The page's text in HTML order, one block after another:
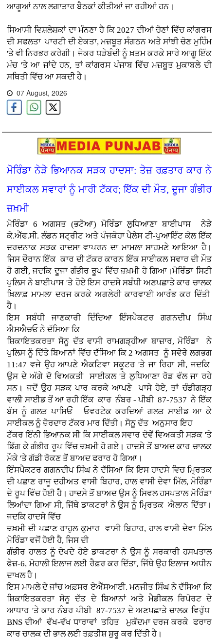
ਆਗੂਆਂ ਨਾਲ ਲਗਾਤਾਰ ਬੈਠਕਾਂ ਕੀਤੀਆਂ ਜਾ ਰਹੀਆਂ ਹਨ।
ਸਿਆਸੀ ਵਿਸ਼ਲੇਸ਼ਕਾਂ ਦਾ ਮੰਨਣਾ ਹੈ ਕਿ 2027 ਦੀਆਂ ਚੋਣਾਂ ਵਿੱਚ ਕਾਂਗਰਸ
ਦੀ ਸਫਲਤਾ ਪਾਰਟੀ ਦੀ ਏਕਤਾ, ਮਜ਼ਬੂਤ ਸੰਗਠਨ ਅਤੇ ਸਾਂਝੀ ਚੋਣ ਮੁਹਿੰਮ
'ਤੇ ਵੀ ਨਿਰਭਰ ਕਰੇਗੀ। ਜੇਕਰ ਧੜੇਬੰਦੀ ਨੂੰ ਖ਼ਤਮ ਕਰਕੇ ਸਾਰੇ ਆਗੂ ਇੱਕ
ਮੰਚ 'ਤੇ ਆ ਜਾਂਦੇ ਹਨ, ਤਾਂ ਕਾਂਗਰਸ ਪੰਜਾਬ ਵਿੱਚ ਮਜ਼ਬੂਤ ਮੁਕਾਬਲੇ ਦੀ
ਸਥਿਤੀ ਵਿੱਚ ਆ ਸਕਦੀ ਹੈ।
07 August, 2026
ਮੋਰਿੰਡਾ ਨੇੜੇ ਭਿਆਨਕ ਸੜਕ ਹਾਦਸਾ: ਤੇਜ਼ ਰਫ਼ਤਾਰ ਕਾਰ ਨੇ
ਸਾਈਕਲ ਸਵਾਰਾਂ ਨੂੰ ਮਾਰੀ ਟੱਕਰ; ਇੱਕ ਦੀ ਮੌਤ, ਦੂਜਾ ਗੰਭੀਰ
ਜ਼ਖ਼ਮੀ
ਮੋਰਿੰਡਾ 6 ਅਗਸਤ (ਭਟੋਆ)ਮੋਰਿੰਡਾ ਲੁਧਿਆਣਾ ਬਾਈਪਾਸ ਨੇੜੇ
ਕੇ.ਐੱਫ.ਸੀ. ਲੰਡਨ ਸਟ੍ਰੀਟ ਅਤੇ ਪੰਜਕੋਹਾ ਪੈਲੇਸ ਟੀ-ਪੁਆਇੰਟ ਕੋਲ ਇੱਕ
ਦਰਦਨਾਕ ਸੜਕ ਹਾਦਸਾ ਵਾਪਰਨ ਦਾ ਮਾਮਲਾ ਸਾਹਮਣੇ ਆਇਆ ਹੈ।
ਜਿਸ ਦੌਰਾਨ ਇੱਕ ਕਾਰ ਦੀ ਟੱਕਰ ਕਾਰਨ ਇੱਕ ਸਾਈਕਲ ਸਵਾਰ ਦੀ ਮੌਤ
ਹੋ ਗਈ, ਜਦਕਿ ਦੂਜਾ ਗੰਭੀਰ ਰੂਪ ਵਿੱਚ ਜ਼ਖ਼ਮੀ ਹੋ ਗਿਆ।ਮੋਰਿੰਡਾ ਸਿਟੀ
ਪੁਲਿਸ ਨੇ ਬਾਈਪਾਸ 'ਤੇ ਹੋਏ ਇਸ ਹਾਦਸੇ ਸਬੰਧੀ ਅਣਪਛਾਤੇ ਕਾਰ ਚਾਲਕ
ਖ਼ਿਲਾਫ਼ ਮਾਮਲਾ ਦਰਜ ਕਰਕੇ ਅਗਲੇਰੀ ਕਾਰਵਾਈ ਆਰੰਭ ਕਰ ਦਿੱਤੀ
ਹੈ।
ਇਸ ਸਬੰਧੀ ਜਾਣਕਾਰੀ ਦਿੰਦਿਆ ਇੰਸਪੈਕਟਰ ਗਗਨਦੀਪ ਸਿੰਘ
ਐਸਐਚਓ ਨੇ ਦੱਸਿਆ ਕਿ
ਸ਼ਿਕਾਇਤਕਰਤਾ ਸੋਨੂ ਦੱਤ ਵਾਸੀ ਰਾਮਗੜ੍ਹੀਆ ਬਾਜ਼ਾਰ, ਮੋਰਿੰਡਾ ਨੇ
ਪੁਲਿਸ ਨੂੰ ਦਿੱਤੇ ਬਿਆਨਾਂ ਵਿੱਚ ਦੱਸਿਆ ਕਿ 2 ਅਗਸਤ ਨੂੰ ਸਵੇਰੇ ਲਗਭਗ
11:47 ਵਜੇ ਉਹ ਆਪਣੇ ਐਕਟਿਵਾ ਸਕੂਟਰ 'ਤੇ ਜਾ ਰਿਹਾ ਸੀ, ਜਦਕਿ
ਉਸ ਦੇ ਅੱਗੇ ਦੋ ਵਿਅਕਤੀ ਸਾਈਕਲ 'ਤੇ ਲੁਧਿਆਣਾ ਰੋਡ ਵੱਲ ਜਾ ਰਹੇ
ਸਨ। ਜਦੋਂ ਉਹ ਸੜਕ ਪਾਰ ਕਰਕੇ ਆਪਣੇ ਪਾਸੇ ਹੋਏ, ਤਾਂ ਚੰਡੀਗੜ੍ਹ
ਵਾਲੀ ਸਾਈਡ ਤੋਂ ਆ ਰਹੀ ਇੱਕ ਕਾਰ ਨੰਬਰ - ਪੀਬੀ 87-7537 ਨੇ ਇੱਕ
ਬੱਸ ਨੂੰ ਗਲਤ ਪਾਸਿਓਂ ਓਵਰਟੇਕ ਕਰਦਿਆਂ ਗਲਤ ਸਾਈਡ ਆ ਕੇ
ਸਾਈਕਲ ਨੂੰ ਜ਼ੋਰਦਾਰ ਟੱਕਰ ਮਾਰ ਦਿੱਤੀ। ਸੋਨੂ ਦੱਤ ਅਨੁਸਾਰ ਇਹ
ਟੱਕਰ ਇੰਨੀ ਭਿਆਨਕ ਸੀ ਕਿ ਸਾਈਕਲ ਸਵਾਰ ਦੋਵੇਂ ਵਿਅਕਤੀ ਸੜਕ 'ਤੇ
ਡਿੱਗ ਕੇ ਗੰਭੀਰ ਰੂਪ ਵਿੱਚ ਜ਼ਖ਼ਮੀ ਹੋ ਗਏ। ਹਾਦਸੇ ਤੋਂ ਬਾਅਦ ਕਾਰ ਚਾਲਕ
ਮੌਕੇ 'ਤੇ ਗੱਡੀ ਰੋਕਣ ਤੋਂ ਬਾਅਦ ਫਰਾਰ ਹੋ ਗਿਆ।
ਇੰਸਪੈਕਟਰ ਗਗਨਦੀਪ ਸਿੰਘ ਨੇ ਦੱਸਿਆ ਕਿ ਇਸ ਹਾਦਸੇ ਵਿਚ ਮ੍ਰਿਤਕ
ਦੀ ਪਛਾਣ ਰਾਜੂ ਦਹੀਅਤ ਵਾਸੀ ਬਿਹਾਰ, ਹਾਲ ਵਾਸੀ ਦੇਵਾ ਮਿੱਲ, ਮੋਰਿੰਡਾ
ਦੇ ਰੂਪ ਵਿੱਚ ਹੋਈ ਹੈ। ਹਾਦਸੇ ਤੋਂ ਬਾਅਦ ਉਸ ਨੂੰ ਸਿਵਲ ਹਸਪਤਾਲ ਮੋਰਿੰਡਾ
ਲਿਆਂਦਾ ਗਿਆ ਸੀ, ਜਿੱਥੇ ਡਾਕਟਰਾਂ ਨੇ ਉਸ ਨੂੰ ਮ੍ਰਿਤਕ ਐਲਾਨ ਦਿੱਤਾ।
ਜਦਕਿ ਹਾਦਸੇ ਵਿੱਚ
ਜ਼ਖ਼ਮੀ ਦੀ ਪਛਾਣ ਰਾਹੁਲ ਕੁਮਾਰ ਵਾਸੀ ਬਿਹਾਰ, ਹਾਲ ਵਾਸੀ ਦੇਵਾ ਮਿੱਲ
ਮੋਰਿੰਡਾ ਵਜੋਂ ਹੋਈ ਹੈ, ਜਿਸ ਦੀ
ਗੰਭੀਰ ਹਾਲਤ ਨੂੰ ਦੇਖਦੇ ਹੋਏ ਡਾਕਟਰਾ ਨੇ ਉਸ ਨੂੰ ਸਰਕਾਰੀ ਹਸਪਤਾਲ
ਫੇਜ਼-6, ਮੋਹਾਲੀ ਇਲਾਜ ਲਈ ਰੈਫ਼ਰ ਕਰ ਦਿੱਤਾ, ਜਿੱਥੇ ਉਹ ਇਲਾਜ ਅਧੀਨ
ਦਾਖਲ ਹੈ।
ਇਸ ਮਾਮਲੇ ਦੇ ਜਾਂਚ ਅਫ਼ਸਰ ਏਐੱਸਆਈ. ਮਨਜੀਤ ਸਿੰਘ ਨੇ ਦੱਸਿਆ ਕਿ
ਸ਼ਿਕਾਇਤਕਰਤਾ ਸੋਨੂ ਦੱਤ ਦੇ ਬਿਆਨਾਂ ਅਤੇ ਮੈਡੀਕਲ ਰਿਪੋਰਟ ਦੇ
ਆਧਾਰ 'ਤੇ ਕਾਰ ਨੰਬਰ ਪੀਬੀ 87-7537 ਦੇ ਅਣਪਛਾਤੇ ਚਾਲਕ ਵਿਰੁੱਧ
BNS ਦੀਆਂ ਵੱਖ-ਵੱਖ ਧਾਰਾਵਾਂ ਤਹਿਤ ਮੁਕੱਦਮਾ ਦਰਜ ਕਰਕੇ ਫਰਾਰ
ਕਾਰ ਚਾਲਕ ਦੀ ਭਾਲ ਲਈ ਤਫ਼ਤੀਸ਼ ਸ਼ੁਰੂ ਕਰ ਦਿੱਤੀ ਹੈ।